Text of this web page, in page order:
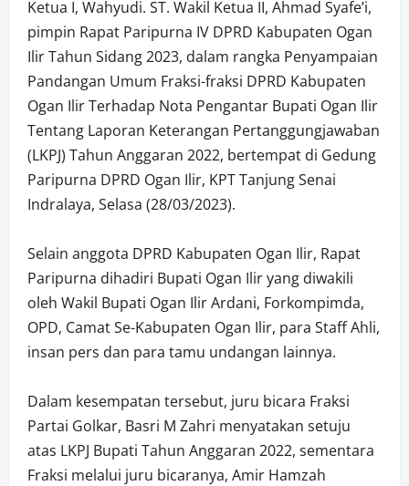
Ketua I, Wahyudi. ST. Wakil Ketua II, Ahmad Syafe’i,
pimpin Rapat Paripurna IV DPRD Kabupaten Ogan
Ilir Tahun Sidang 2023, dalam rangka Penyampaian
Pandangan Umum Fraksi-fraksi DPRD Kabupaten
Ogan Ilir Terhadap Nota Pengantar Bupati Ogan Ilir
Tentang Laporan Keterangan Pertanggungjawaban
(LKPJ) Tahun Anggaran 2022, bertempat di Gedung
Paripurna DPRD Ogan Ilir, KPT Tanjung Senai
Indralaya, Selasa (28/03/2023).
Selain anggota DPRD Kabupaten Ogan Ilir, Rapat
Paripurna dihadiri Bupati Ogan Ilir yang diwakili
oleh Wakil Bupati Ogan Ilir Ardani, Forkompimda,
OPD, Camat Se-Kabupaten Ogan Ilir, para Staff Ahli,
insan pers dan para tamu undangan lainnya.
Dalam kesempatan tersebut, juru bicara Fraksi
Partai Golkar, Basri M Zahri menyatakan setuju
atas LKPJ Bupati Tahun Anggaran 2022, sementara
Fraksi melalui juru bicaranya, Amir Hamzah